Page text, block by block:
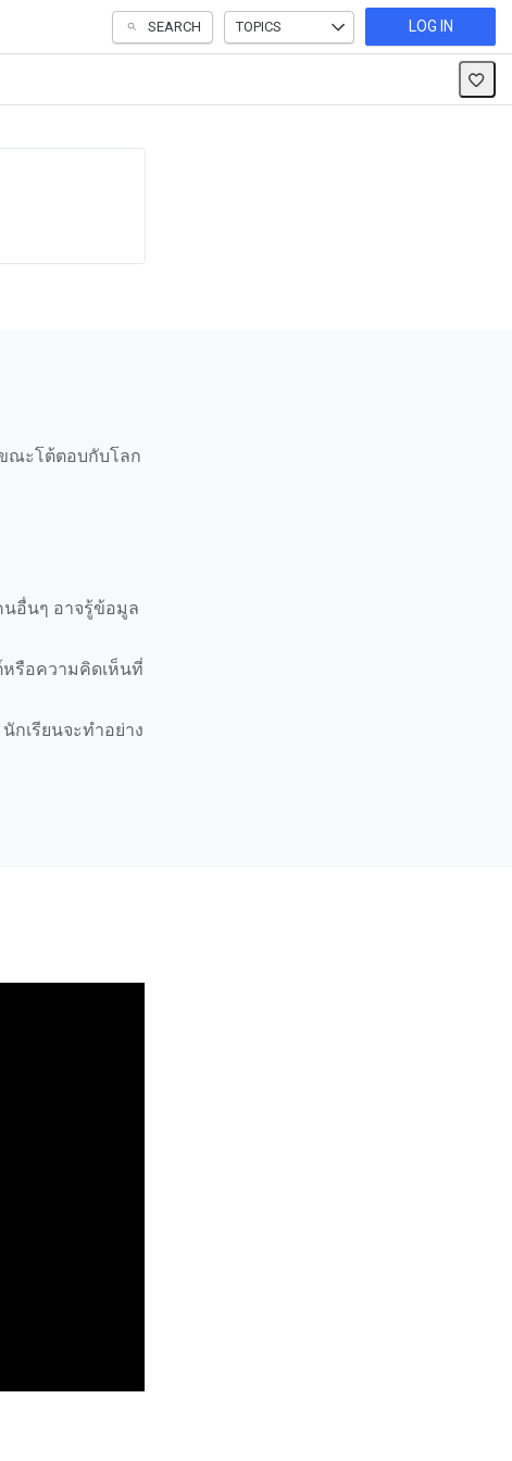
SEARCH TOPICS LOG IN
ณะโต้ตอบกับโลก
นอื่นๆ อาจรู้ข้อมูล
หรือความคิดเห็นที่
กเรียนจะทำอย่าง